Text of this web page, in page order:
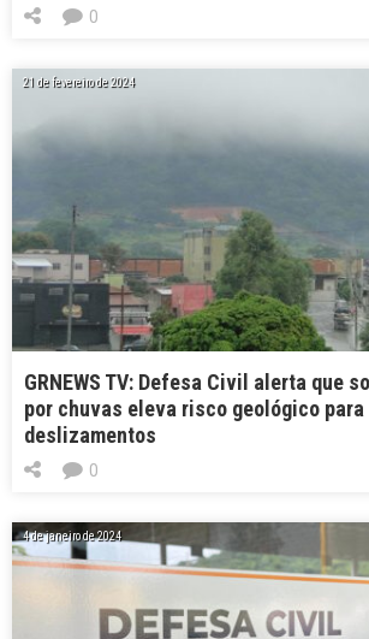
0
21 de fevereiro de 2024
GRNEWS TV: Defesa Civil alerta que
por chuvas eleva risco geológico
deslizamentos
0
4 de janeiro de 2024